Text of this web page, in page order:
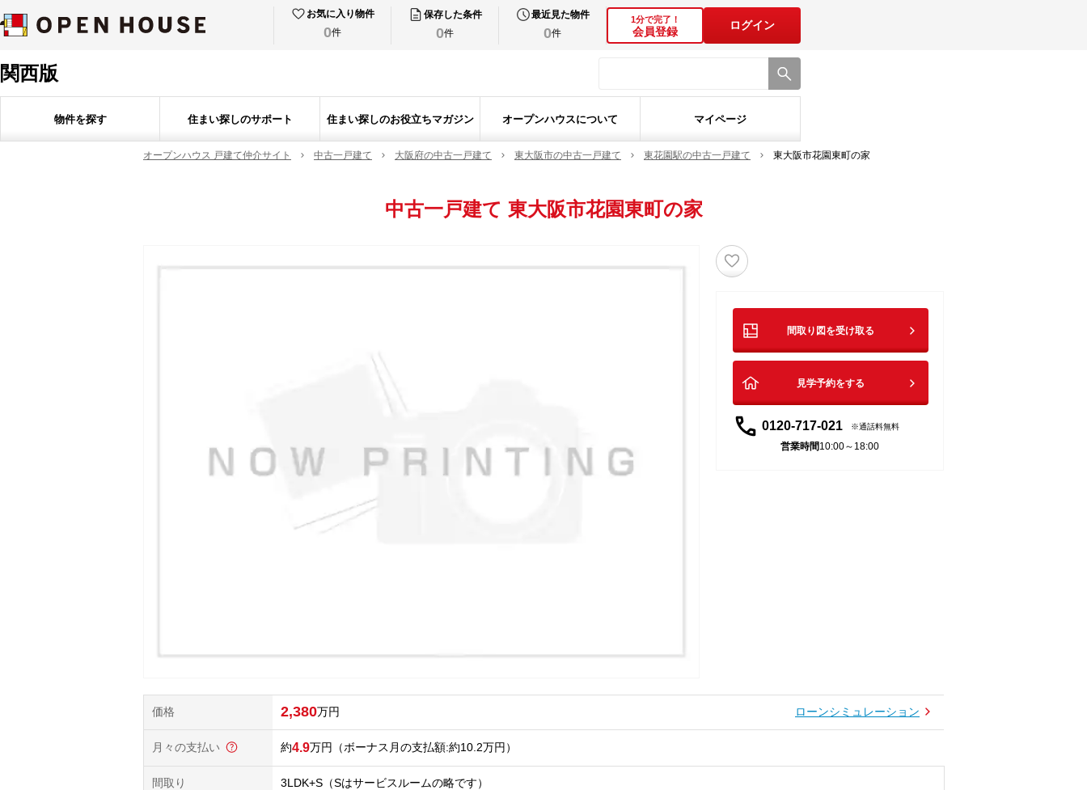
お気に入り物件
0件
保存した条件
0件
最近見た物件
0件
1分で完了！
会員登録
ログイン
関西版
物件を探す 住まい探しのサポート 住まい探しのお役立ちマガジン オープンハウスについて マイページ
オープンハウス 戸建て仲介サイト 中古一戸建て 大阪府の中古一戸建て 東大阪市の中古一戸建て 東花園駅の中古一戸建て 東大阪市花園東町の家
中古一戸建て 東大阪市花園東町の家
♡
間取り図を受け取る
見学予約をする
0120-717-021 通話料無料
営業時間10:00～18:00
価格 2,380万円 ローンシミュレーション
月々の支払い 4.9万円 （ボーナス月の支払額:約10.2万円 ）
間取り 3LDK+S（Sはサービスルームの略です）